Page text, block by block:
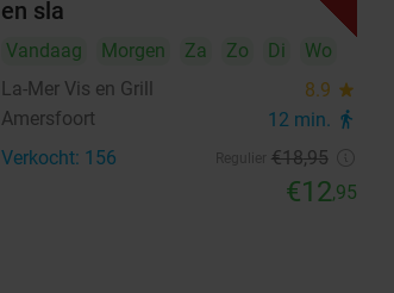
en sla
Vandaag Morgen Za Zo Di
Wo
La-Mer Vis en Grill
8.9 star
Amersfoort 12 min. directions_walk
Verkocht: 156 €18,95
€12,95